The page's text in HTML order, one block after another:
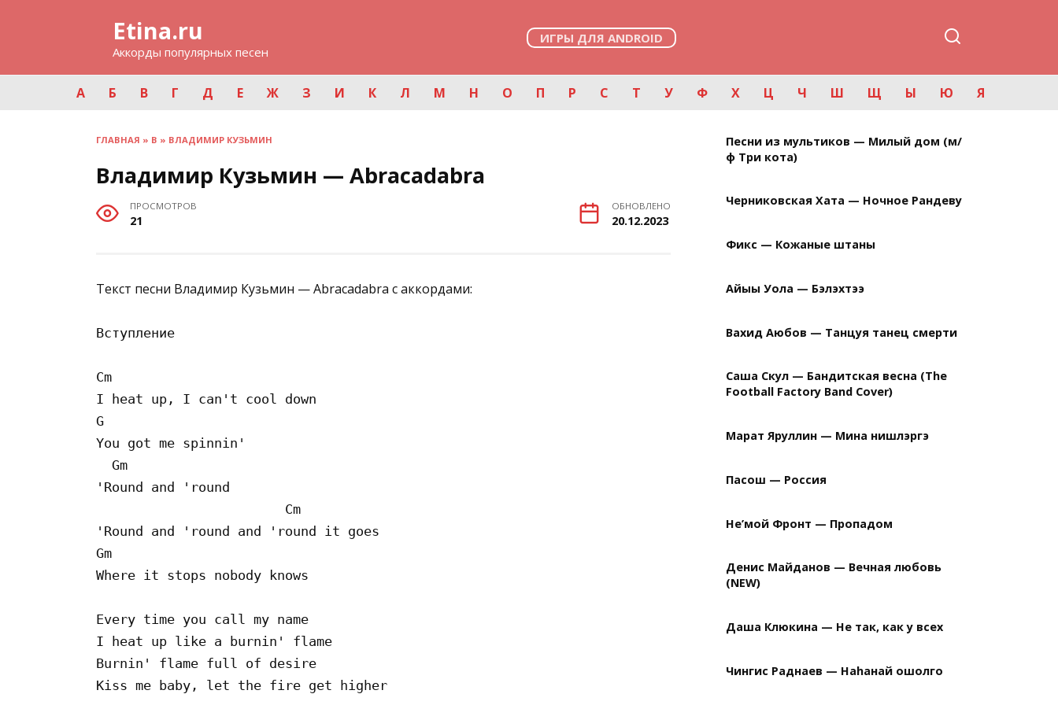
Etina.ru
Аккорды популярных песен
ИГРЫ ДЛЯ ANDROID
А Б В Г Д Е Ж З И К Л М Н О П Р С Т У Ф Х Ц Ч Ш Щ Ы Ю Я
ГЛАВНАЯ » В » ВЛАДИМИР КУЗЬМИН
Владимир Кузьмин — Abracadabra
ПРОСМОТРОВ
21
ОБНОВЛЕНО
20.12.2023
Текст песни Владимир Кузьмин — Abracadabra с аккордами:
Вступление
Cm
I heat up, I can't cool down
G
You got me spinnin'
  Gm
'Round and 'round
                        Cm
'Round and 'round and 'round it goes
Gm
Where it stops nobody knows
Every time you call my name
I heat up like a burnin' flame
Burnin' flame full of desire
Kiss me baby, let the fire get higher
Песни из мультиков — Милый дом (м/
ф Три кота)
Черниковская Хата — Ночное Рандеву
Фикс — Кожаные штаны
Айыы Уола — Бэлэхтээ
Вахид Аюбов — Танцуя танец смерти
Саша Скул — Бандитская весна (The
Football Factory Band Cover)
Марат Яруллин — Мина нишлэргэ
Пасош — Россия
Не’мой Фронт — Пропадом
Денис Майданов — Вечная любовь
(NEW)
Даша Клюкина — Не так, как у всех
Чингис Раднаев — Наhанай ошолго